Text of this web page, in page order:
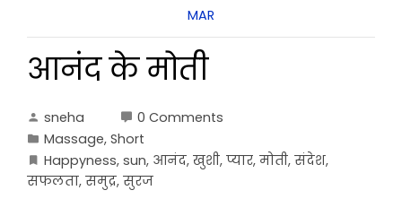
MAR
आनंद के मोती
sneha
0 Comments
Massage, Short
Happyness, sun, आनंद, खुशी, प्यार, मोती, संदेश,
सफलता, समुद्र, सुरज